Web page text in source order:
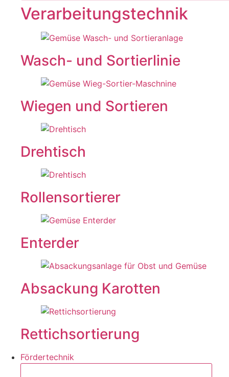
Verarbeitungstechnik
Wasch- und Sortierlinie
Wiegen und Sortieren
Drehtisch
Rollensortierer
Enterder
Absackung Karotten
Rettichsortierung
Fördertechnik